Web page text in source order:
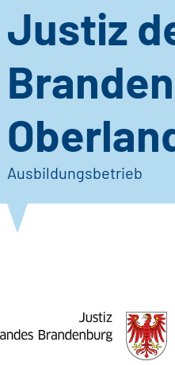
Justiz
Ausbildungsbetrieb